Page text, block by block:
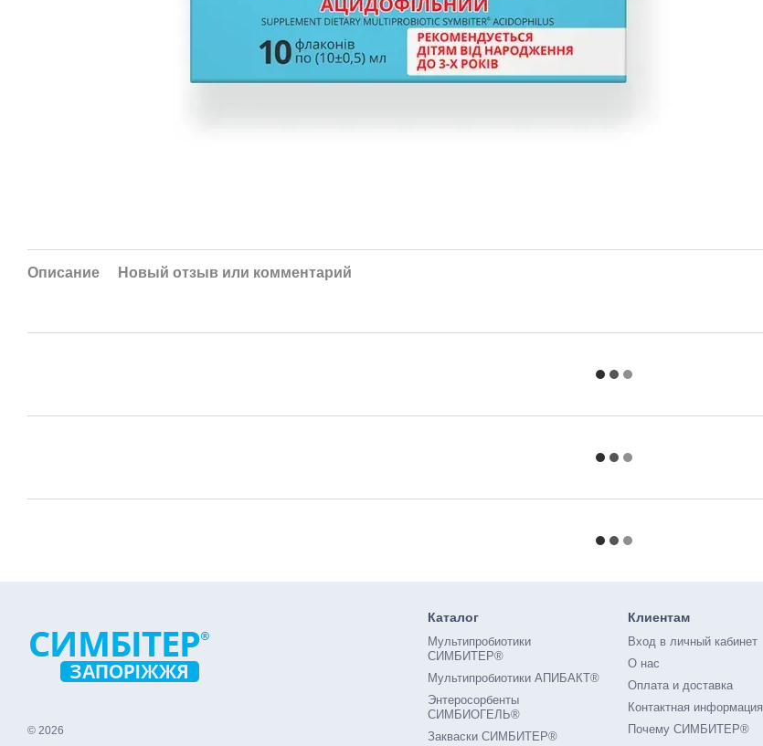
Описание Новый отзыв или комментарий
© 2026
Каталог
Мультипробиотики
СИМБИТЕР®
Мультипробиотики АПИБАКТ®
Энтеросорбенты
СИМБИОГЕЛЬ®
Закваски СИМБИТЕР®
Клиентам
Вход в личный кабинет
О нас
Оплата и доставка
Контактная информация
Почему СИМБИТЕР®